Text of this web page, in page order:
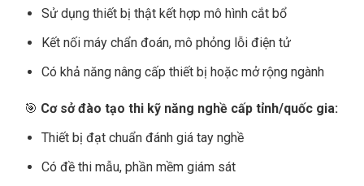
Sử dụng thiết bị thật kết hợp mô hình cắt bổ
Kết nối máy chẩn đoán, mô phỏng lỗi điện tử
Có khả năng nâng cấp thiết bị hoặc mở rộng ngành
🎯 Cơ sở đào tạo thi kỹ năng nghề cấp tỉnh/quốc gia:
Thiết bị đạt chuẩn đánh giá tay nghề
Có đề thi mẫu, phần mềm giám sát